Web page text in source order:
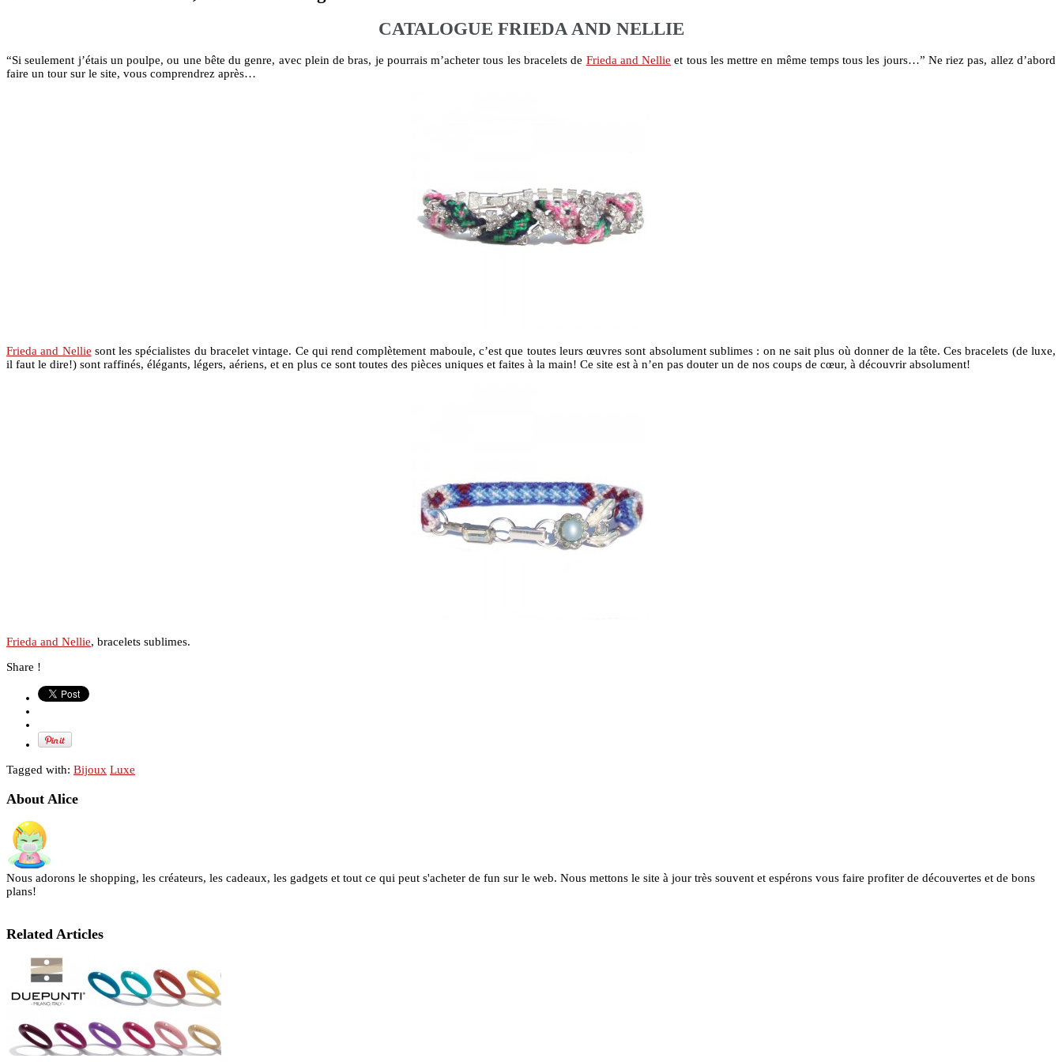
CATALOGUE FRIEDA AND NELLIE
“Si seulement j’étais un poulpe, ou une bête du genre, avec plein de bras, je pourrais m’acheter tous les bracelets de Frieda and Nellie et tous les mettre en même temps tous les jours…” Ne riez pas, allez d’abord
faire un tour sur le site, vous comprendrez après…
Frieda and Nellie sont les spécialistes du bracelet vintage. Ce qui rend complètement maboule, c’est que toutes leurs œuvres sont absolument sublimes : on ne sait plus où donner de la tête. Ces bracelets (de luxe,
il faut le dire!) sont raffinés, élégants, légers, aériens, et en plus ce sont toutes des pièces uniques et faites à la main! Ce site est à n’en pas douter un de nos coups de cœur, à découvrir absolument!
Frieda and Nellie, bracelets sublimes.
Share !
Tagged with: Bijoux Luxe
About Alice
Nous adorons le shopping, les créateurs, les cadeaux, les gadgets et tout ce qui peut s'acheter de fun sur le web. Nous mettons le site à jour très souvent et espérons vous faire profiter de découvertes et de bons
plans!
Related Articles